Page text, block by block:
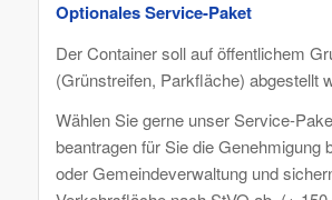
Optionales Service-Paket
Der Container soll auf öffentlichem
(Grünstreifen, Parkfläche) abgestellt
Wählen Sie gerne unser Service-
beantragen für Sie die Genehmigung
oder Gemeindeverwaltung und